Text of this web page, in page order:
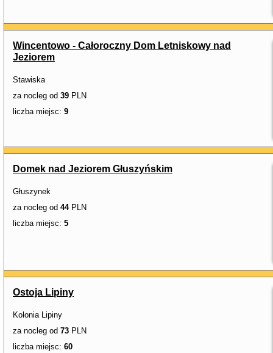
Wincentowo - Całoroczny Dom Letniskowy nad
Jeziorem
Stawiska
za nocleg od 39 PLN
liczba miejsc: 9
Domek nad Jeziorem Głuszyńskim
Głuszynek
za nocleg od 44PLN
liczba miejsc: 5
Ostoja Lipiny
Kolonia Lipiny
za nocleg od 73 PLN
liczba miejsc: 60